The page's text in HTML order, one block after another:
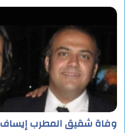
وفاة شقيق المطرب إيساف